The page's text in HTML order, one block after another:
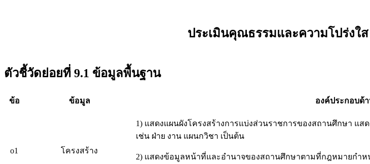
ประเมินคุณธรรมและความโปร่งใส
ตัวชี้วัดย่อยที่ 9.1 ข้อมูลพื้นฐาน
ข้อ ข้อมูล องค์ประกอบด้
o1 โครงสร้าง
1) แสดงแผนผังโครงสร้างการแบ่งส่วนราชการของสถานศึกษา แ
เช่น ฝ่าย งาน แผนกวิชา เป็นต้น
2) แสดงข้อมูลหน้าที่และอำนาจของสถานศึกษาตามที่กฎหมายกำ